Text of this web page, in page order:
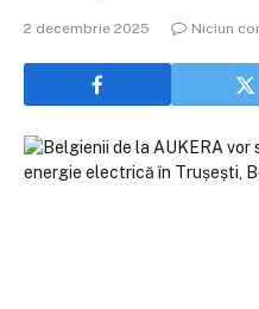
2 decembrie 2025 Niciun